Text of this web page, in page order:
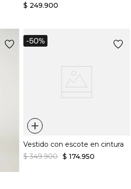
$ 249.900
+
Vestido con escote en cintura
$ 349.900 $ 174.950